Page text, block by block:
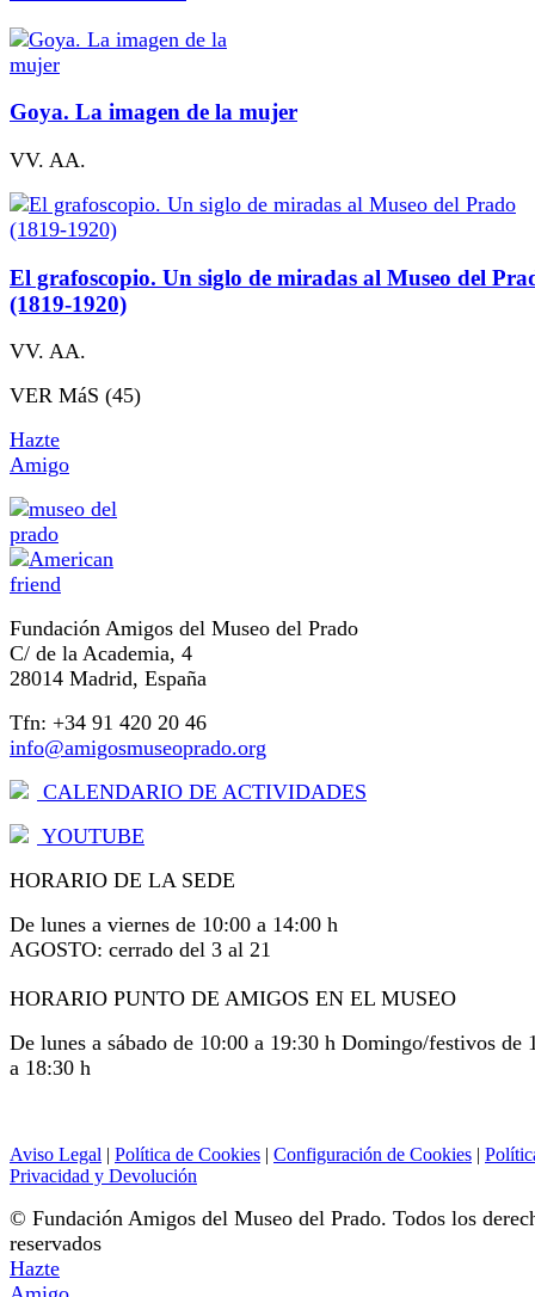
Goya. La imagen de la mujer
VV. AA.
El grafoscopio. Un siglo de miradas al Museo del
(1819-1920)
VV. AA.
VER MáS (45)
Hazte
Amigo
Fundación Amigos del Museo del Prado
C/ de la Academia, 4
28014 Madrid, España
Tfn: +34 91 420 20 46
info@amigosmuseoprado.org
CALENDARIO DE ACTIVIDADES
YOUTUBE
HORARIO DE LA SEDE
De lunes a viernes de 10:00 a 14:00 h
AGOSTO: cerrado del 3 al 21
HORARIO PUNTO DE AMIGOS EN EL MUSEO
De lunes a sábado de 10:00 a 19:30 h Domingo/festivos de
a 18:30 h
Aviso Legal | Política de Cookies | Configuración de Cookies |
Privacidad y Devolución
© Fundación Amigos del Museo del Prado. Todos los
reservados
Hazte